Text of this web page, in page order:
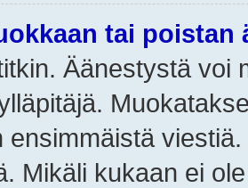
tai poistan
Äänestystä voi
ensimmäistä
Mikäli kukaan ei